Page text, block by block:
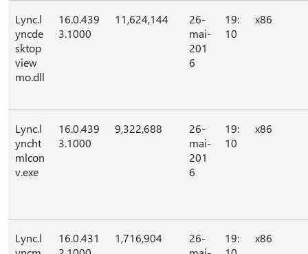
Lync.l
yncde
sktop
view
mo.dll
16.0.439
3.1000
11,624,144
26-
mai-
201
6
19:
10
x86
Lync.l
yncht
mlcon
v.exe
16.0.439
3.1000
9,322,688
26-
mai-
201
6
19:
10
x86
Lync.l
16.0.431
1,716,904
26-
19:
x86